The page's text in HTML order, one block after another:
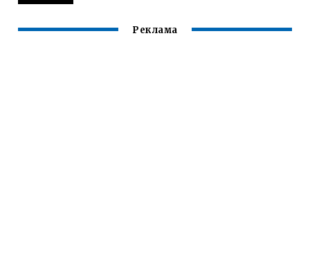
Реклама